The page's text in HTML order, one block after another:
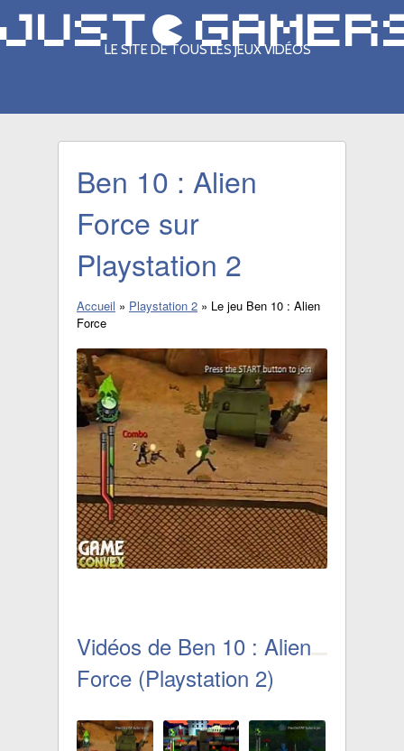
LE SITE DE TOUS LES JEUX VIDÉOS
Ben 10 : Alien
Force sur
Playstation 2
Accueil » Playstation 2 » Le jeu Ben 10 : Alien
Force
Vidéos de Ben 10 : Alien
Force (Playstation 2)